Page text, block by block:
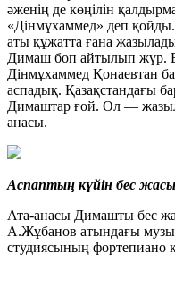
әженің де көңілін
«Дінмұхаммед» деп
аты құжатта ғана
Димаш боп айтылып жүр.
Дінмұхаммед Қонаевтан
аспадық. Қазақстандағы
Димаштар ғой. Ол —
анасы.
Аспаптың күйін бес
Ата-анасы Димашты бес
А.Жұбанов атындағы
студиясының фортепиано